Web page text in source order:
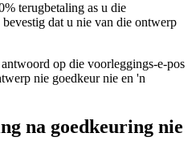
terugbetaling as u die
dat u nie van die ontwerp
op die voorleggings-e-pos
nie goedkeur nie en 'n
na goedkeuring nie